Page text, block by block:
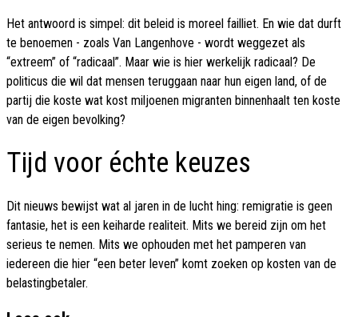
Het antwoord is simpel: dit beleid is moreel failliet. En wie dat durft
te benoemen - zoals Van Langenhove - wordt weggezet als
“extreem” of “radicaal”. Maar wie is hier werkelijk radicaal? De
politicus die wil dat mensen teruggaan naar hun eigen land, of de
partij die koste wat kost miljoenen migranten binnenhaalt ten koste
van de eigen bevolking?
Tijd voor échte keuzes
Dit nieuws bewijst wat al jaren in de lucht hing: remigratie is geen
fantasie, het is een keiharde realiteit. Mits we bereid zijn om het
serieus te nemen. Mits we ophouden met het pamperen van
iedereen die hier “een beter leven” komt zoeken op kosten van de
belastingbetaler.